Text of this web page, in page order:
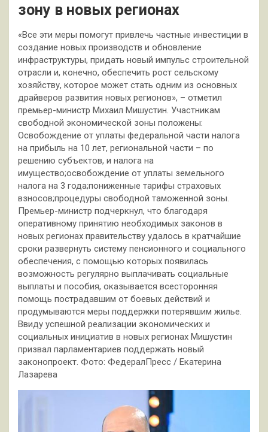
зону в новых регионах
«Все эти меры помогут привлечь частные инвестиции в
создание новых производств и обновление
инфраструктуры, придать новый импульс строительной
отрасли и, конечно, обеспечить рост сельскому
хозяйству, которое может стать одним из основных
драйверов развития новых регионов», – отметил
премьер-министр Михаил Мишустин. Участникам
свободной экономической зоны положены:
Освобождение от уплаты федеральной части налога
на прибыль на 10 лет, региональной части – по
решению субъектов, и налога на
имущество;освобождение от уплаты земельного
налога на 3 года;пониженные тарифы страховых
взносов;процедуры свободной таможенной зоны.
Премьер-министр подчеркнул, что благодаря
оперативному принятию необходимых законов в
новых регионах правительству удалось в кратчайшие
сроки развернуть систему пенсионного и социального
обеспечения, с помощью которых появилась
возможность регулярно выплачивать социальные
выплаты и пособия, оказывается всесторонняя
помощь пострадавшим от боевых действий и
продумываются меры поддержки потерявшим жилье.
Ввиду успешной реализации экономических и
социальных инициатив в новых регионах Мишустин
призвал парламентариев поддержать новый
законопроект. Фото: ФедералПресс / Екатерина
Лазарева